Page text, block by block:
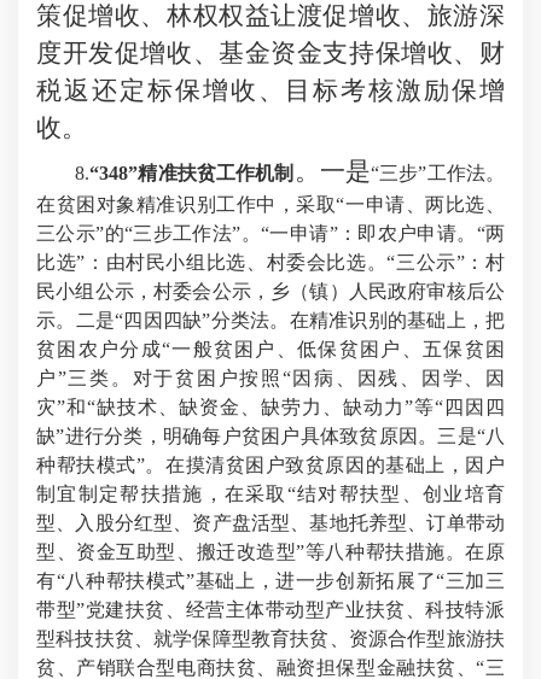
策促增收、林权权益让渡促增收、旅游深
度开发促增收、基金资金支持保增收、财
税返还定标保增收、目标考核激励保增
收。
8.“348”精准扶贫工作机制 。一是“三步”工作法。
在贫困对象精准识别工作中，采取“一申请、两比选、
三公示”的“三步工作法”。“一申请”：即农户申请。“两
比选”：由村民小组比选、村委会比选。“三公示”：村
民小组公示，村委会公示，乡（镇）人民政府审核后公
示。二是“四因四缺”分类法。在精准识别的基础上，把
贫困农户分成“一般贫困户、低保贫困户、五保贫困
户”三类。对于贫困户按照“因病、因残、因学、因
灾”和“缺技术、缺资金、缺劳力、缺动力”等“四因四
缺”进行分类，明确每户贫困户具体致贫原因。三是“八
种帮扶模式”。在摸清贫困户致贫原因的基础上，因户
制宜制定帮扶措施，在采取“结对帮扶型、创业培育
型、入股分红型、资产盘活型、基地托养型、订单带动
型、资金互助型、搬迁改造型”等八种帮扶措施。在原
有“八种帮扶模式”基础上，进一步创新拓展了“三加三
带型”党建扶贫、经营主体带动型产业扶贫、科技特派
型科技扶贫、就学保障型教育扶贫、资源合作型旅游扶
贫、产销联合型电商扶贫、融资担保型金融扶贫、“三